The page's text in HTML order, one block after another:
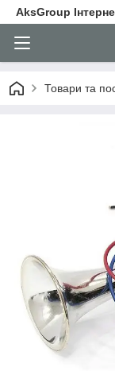
AksGroup
Товари та